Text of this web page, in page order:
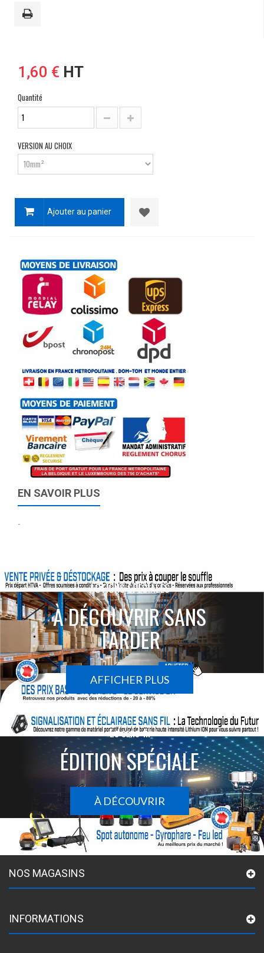
1,60 € HT
Quantité
VERSION AU CHOIX
Ajouter au panier
EN SAVOIR PLUS
-
ACTIONS SPÉCIALES
À DÉCOUVRIR SANS
TARDER
AFFICHER PLUS
Le sans-fil
ÉDITION SPÉCIALE
À DÉCOUVRIR
NOS MAGASINS
INFORMATIONS